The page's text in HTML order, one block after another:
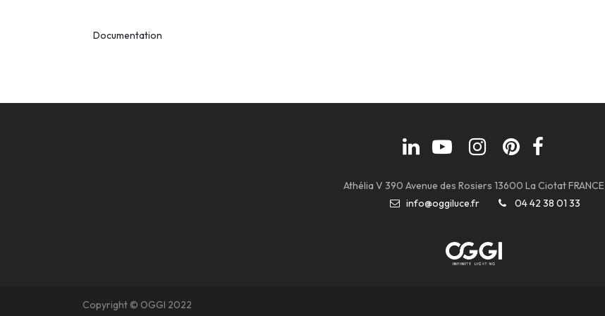
Documentation
Athélia V 390 Avenue des Rosiers 13600 La Ciotat FRANCE
info@oggiluce.fr
04 42 38 01 33
Copyright © OGGI 2022